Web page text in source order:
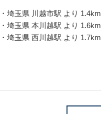
・埼玉県 川越市駅 より 1.4km
・埼玉県 本川越駅 より 1.6km
・埼玉県 西川越駅 より 1.7km